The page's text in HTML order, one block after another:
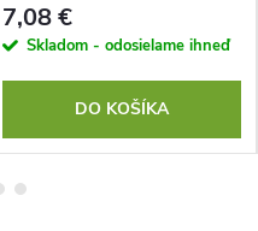
7,08 €
Skladom - odosielame ihneď
DO KOŠÍKA